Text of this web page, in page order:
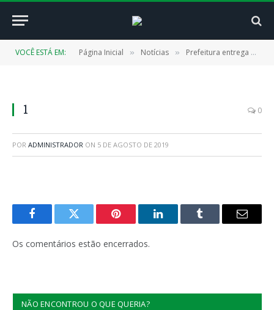
VOCÊ ESTÁ EM: Página Inicial » Notícias » Prefeitura entrega USF a população
1 0
POR ADMINISTRADOR ON 5 DE AGOSTO DE 2019
FacebookTwitter Pinterest LinkedInTumblr
E-
Os comentários estão encerrados.
NÃO ENCONTROU O QUE QUERIA?